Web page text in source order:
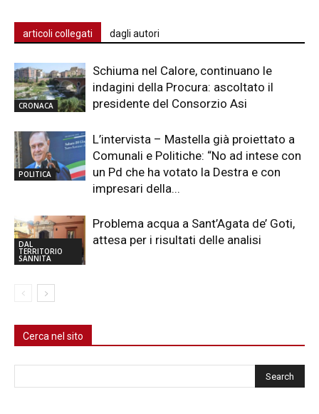
articoli collegati dagli autori
CRONACA
Schiuma nel Calore, continuano le
indagini della Procura: ascoltato il
presidente del Consorzio Asi
POLITICA
L’intervista – Mastella già proiettato a
Comunali e Politiche: “No ad intese con
un Pd che ha votato la Destra e con
impresari della...
DAL
TERRITORIO
SANNITA
Problema acqua a Sant’Agata de’ Goti,
attesa per i risultati delle analisi
Cerca nel sito